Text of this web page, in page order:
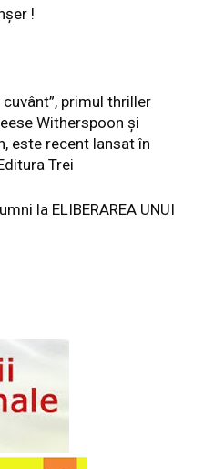
!
cuvânt”, primul thriller
Witherspoon și
este recent lansat în
Trei
la ELIBERAREA UNUI